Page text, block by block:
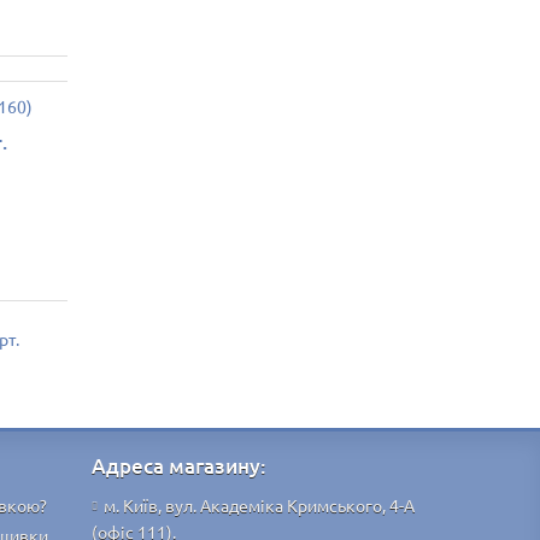
Адреса магазину:
м. Київ, вул. Академіка Кримського, 4-А
(офіс 111).